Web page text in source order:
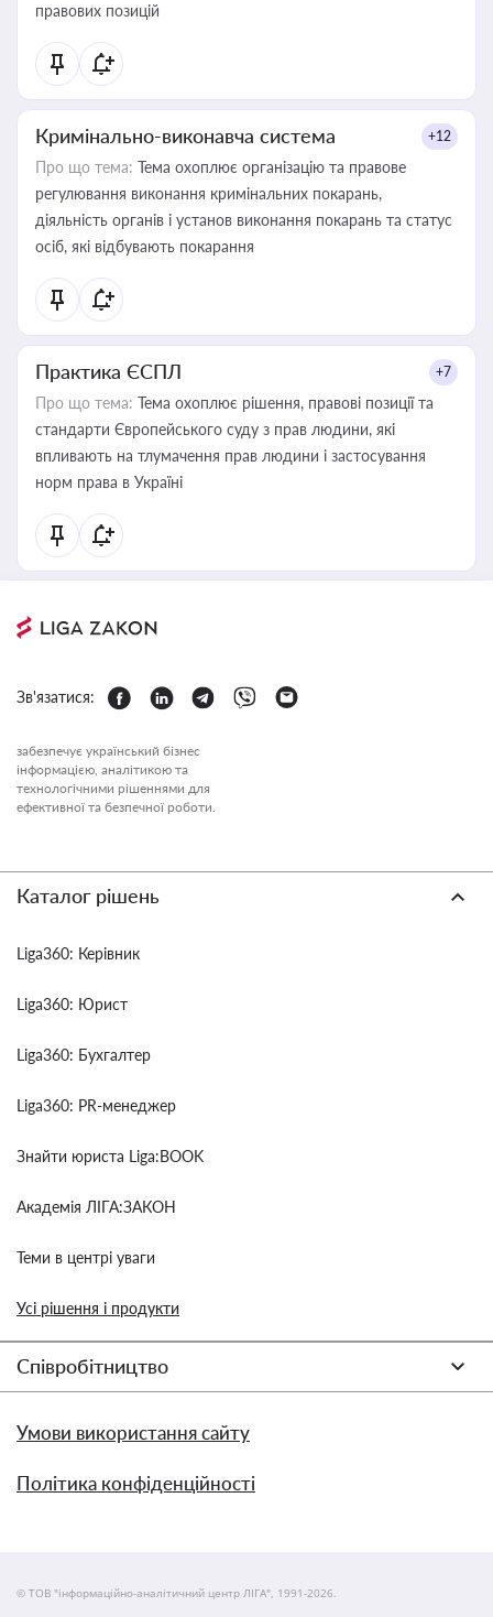
правових позицій
Кримінально-виконавча система +12
Про що тема: Тема охоплює організацію та правове
регулювання виконання кримінальних покарань,
діяльність органів і установ виконання покарань та статус
осіб, які відбувають покарання
Практика ЄСПЛ +7
Про що тема: Тема охоплює рішення, правові позиції та
стандарти Європейського суду з прав людини, які
впливають на тлумачення прав людини і застосування
норм права в Україні
Зв'язатися:
забезпечує український бізнес
інформацією, аналітикою та
технологічними рішеннями для
ефективної та безпечної роботи.
Каталог рішень
Liga360: Керівник
Liga360: Юрист
Liga360: Бухгалтер
Liga360: PR-менеджер
Знайти юриста Liga:BOOK
Академія ЛІГА:ЗАКОН
Теми в центрі уваги
Усі рішення і продукти
Співробітництво
Умови використання сайту
Політика конфіденційності
© ТОВ "інформаційно-аналітичний центр ЛІГА", 1991-2026.